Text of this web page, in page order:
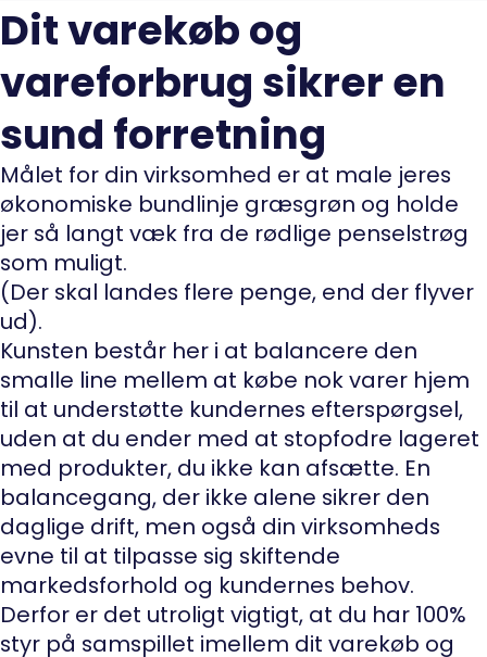
Dit varekøb og
vareforbrug sikrer en
sund forretning
Målet for din virksomhed er at male jeres
økonomiske bundlinje græsgrøn og holde
jer så langt væk fra de rødlige penselstrøg
som muligt.
(Der skal landes flere penge, end der flyver
ud).
Kunsten består her i at balancere den
smalle line mellem at købe nok varer hjem
til at understøtte kundernes efterspørgsel,
uden at du ender med at stopfodre lageret
med produkter, du ikke kan afsætte. En
balancegang, der ikke alene sikrer den
daglige drift, men også din virksomheds
evne til at tilpasse sig skiftende
markedsforhold og kundernes behov.
Derfor er det utroligt vigtigt, at du har 100%
styr på samspillet imellem dit varekøb og